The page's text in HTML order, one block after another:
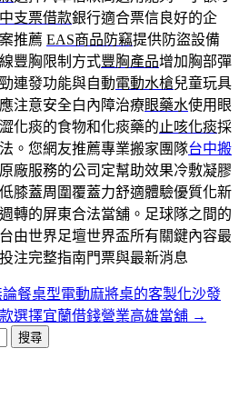
支票借款銀行適合票信良好的企
推薦 EAS商品防竊提供防盜設備
豐胸限制方式豐胸產品增加胸部彈
連發功能與自動電動水槍兒童玩具
注意安全白內障治療眼藥水使用眼
化痰的食物和化痰藥的 止咳化痰採
。您網友推薦專業搬家團隊台中搬
廠服務的公司定幫助效果冷敷凝膠
膝蓋周圍覆蓋力舒適體驗優質化新
轉的屏東合法當舖。足球隊之間的
由世界足壇世界盃所有關鍵內容最
投注完整指南門票與最新消息
餐桌型電動麻將桌的客製化沙發
選擇宜蘭借錢營業高雄當舖 →